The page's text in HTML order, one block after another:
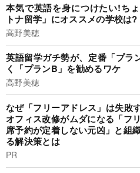
本気で英語を身につけたい!ち
トナ留学」にオススメの学校は?
高野美穂
英語留学ガチ勢が、定番「プラ
く「プランB」を勧めるワケ
高野美穂
なぜ「フリーアドレス」は失敗
オフィス改修がムダになる「フ
席予約が定着しない元凶」と組
る解決策とは
PR